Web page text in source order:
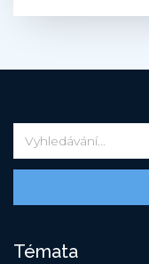
Témata